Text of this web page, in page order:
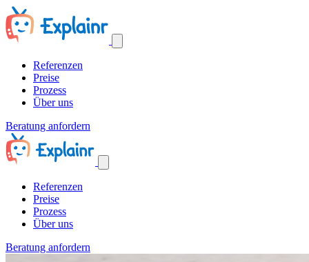
Referenzen
Preise
Prozess
Über uns
Beratung anfordern
Referenzen
Preise
Prozess
Über uns
Beratung anfordern